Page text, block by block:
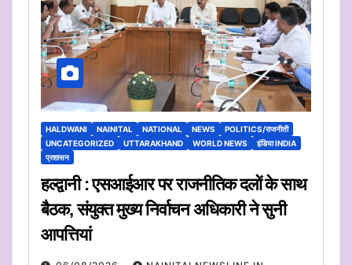
HALDWANI NAINITAL NATIONAL NEWS
POLITICS/राजनीती
UNCATEGORIZED
UTTARAKHAND WORLD NEWS
इंडिया INDIA
प्रशासन
हल्द्वानी : एसआईआर पर राजनीतिक दलों के साथ
बैठक, संयुक्त मुख्य निर्वाचन अधिकारी ने सुनी
आपत्तियां